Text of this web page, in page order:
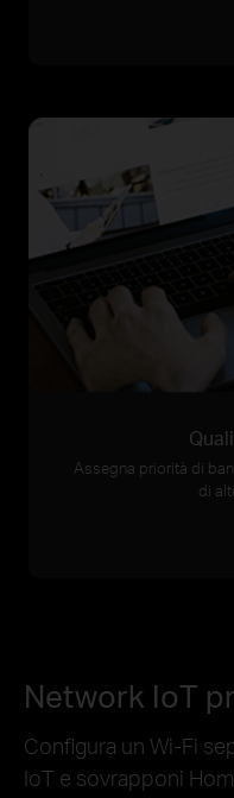
Assegna priorità di
di
Network IoT
Configura un Wi-Fi
IoT e sovrapponi